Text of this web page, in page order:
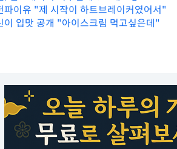
파이유 "제 시작이 하트브레이커였어서"
이 입맛 공개 "아이스크림 먹고싶은데"